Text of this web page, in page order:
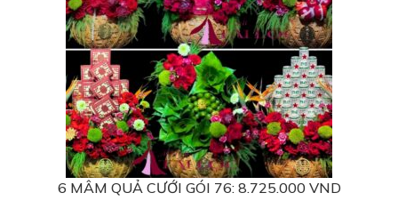
6 MÂM QUẢ CƯỚI GÓI 76: 8.725.000 VND